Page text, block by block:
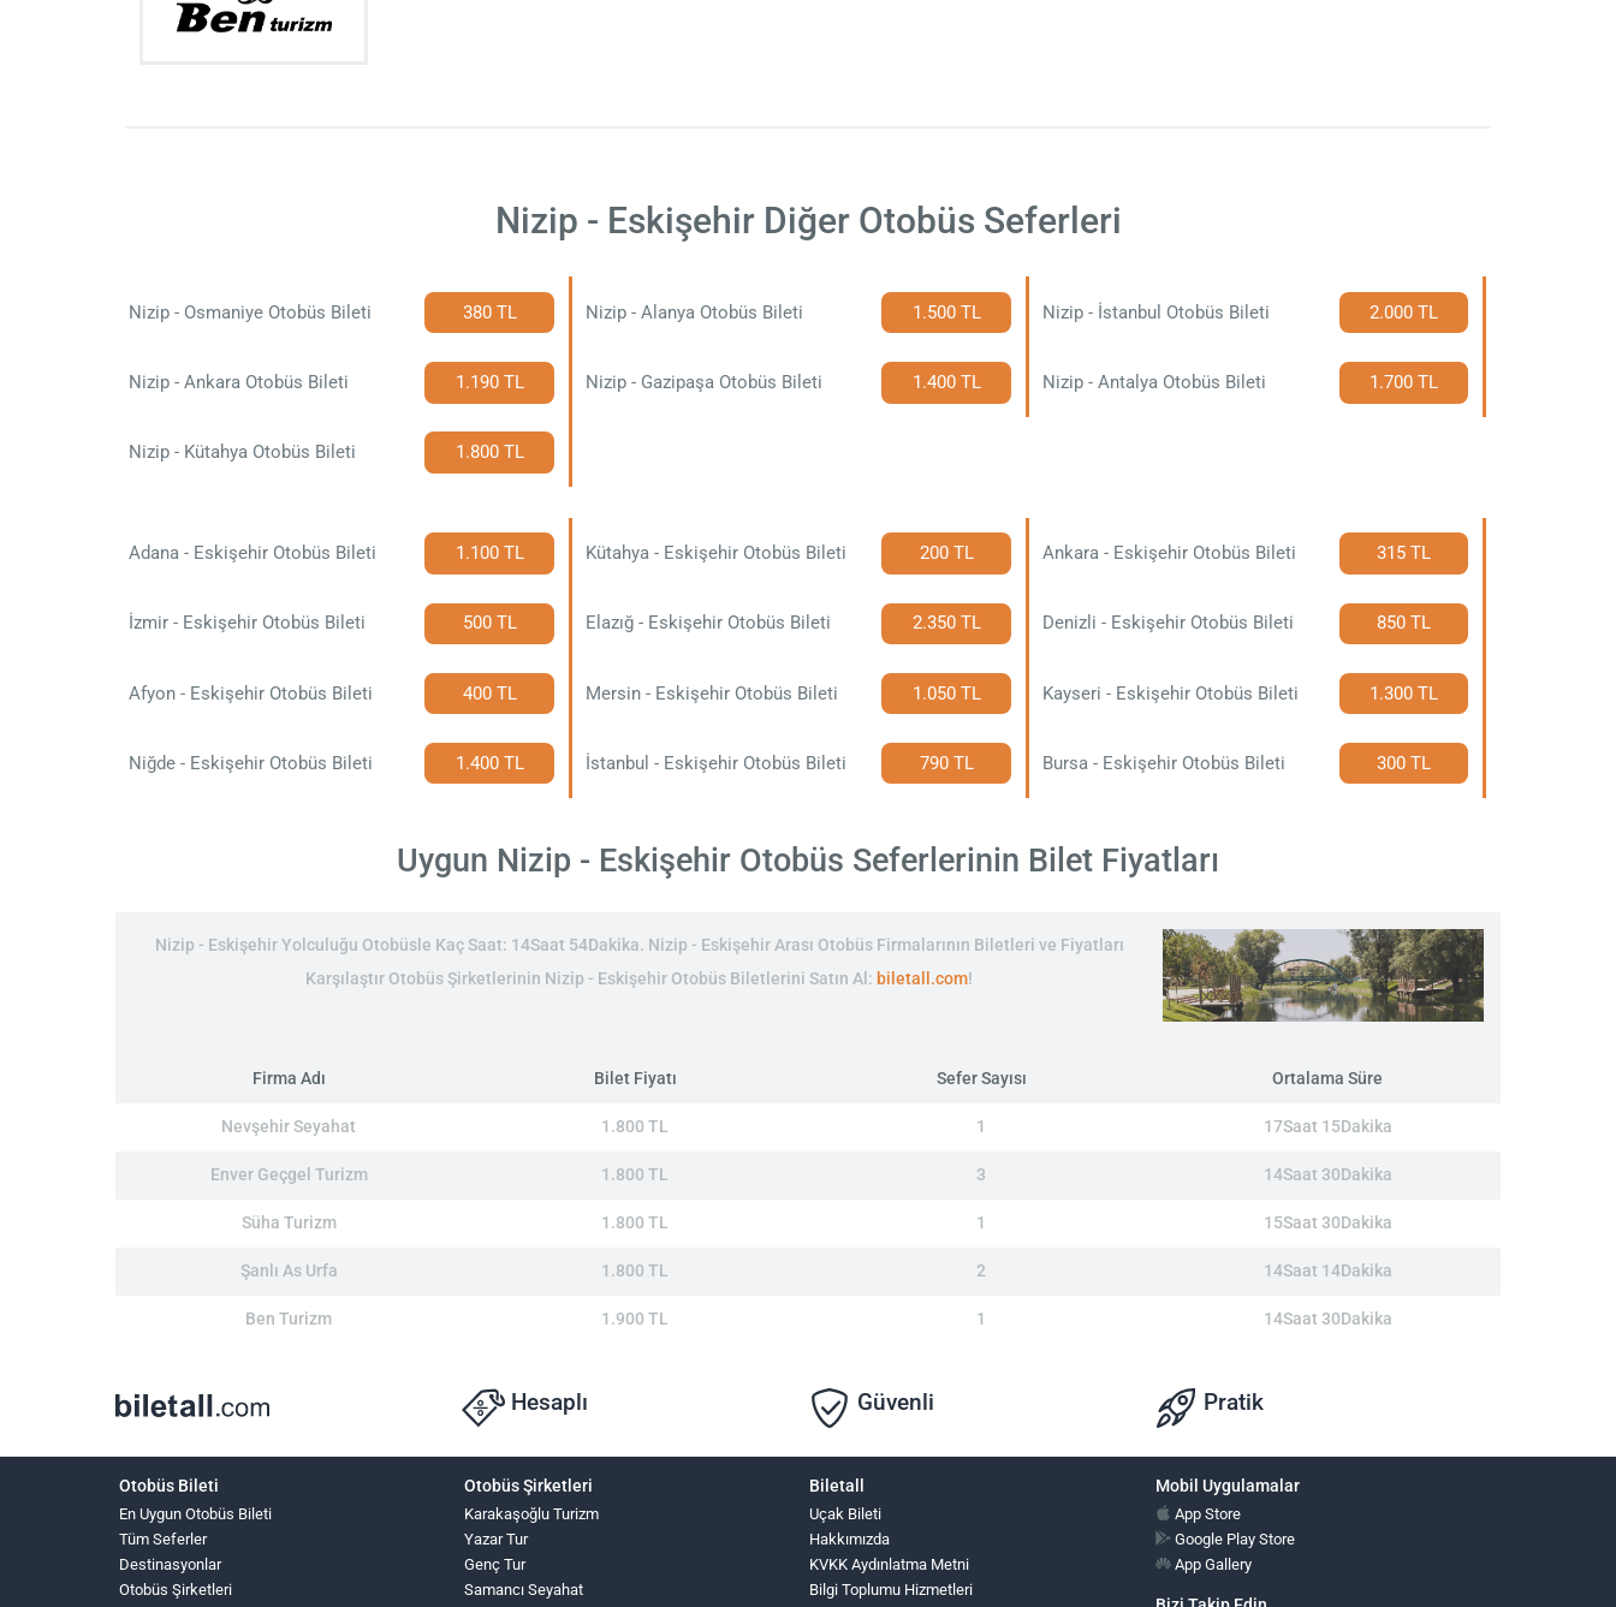
Nizip - Eskişehir Diğer Otobüs Seferleri
Nizip - Osmaniye Otobüs Bileti 380 TL Nizip - Alanya Otobüs Bileti 1.500 TL Nizip - İstanbul Otobüs Bileti 2.000 TL
Nizip - Ankara Otobüs Bileti 1.190 TL Nizip - Gazipaşa Otobüs Bileti 1.400 TL Nizip - Antalya Otobüs Bileti 1.700 TL
Nizip - Kütahya Otobüs Bileti 1.800 TL
Adana - Eskişehir Otobüs Bileti 1.100 TL Kütahya - Eskişehir Otobüs Bileti 200 TL Ankara - Eskişehir Otobüs Bileti 315 TL
İzmir - Eskişehir Otobüs Bileti 500 TL Elazığ - Eskişehir Otobüs Bileti 2.350 TL Denizli - Eskişehir Otobüs Bileti 850 TL
Afyon - Eskişehir Otobüs Bileti 400 TL Mersin - Eskişehir Otobüs Bileti 1.050 TL Kayseri - Eskişehir Otobüs Bileti 1.300 TL
Niğde - Eskişehir Otobüs Bileti 1.400 TL İstanbul - Eskişehir Otobüs Bileti 790 TL Bursa - Eskişehir Otobüs Bileti 300 TL
Uygun Nizip - Eskişehir Otobüs Seferlerinin Bilet Fiyatları
Nizip - Eskişehir Yolculuğu Otobüsle Kaç Saat: 14Saat 54Dakika. Nizip - Eskişehir Arası Otobüs Firmalarının Biletleri ve Fiyatları
Karşılaştır Otobüs Şirketlerinin Nizip - Eskişehir Otobüs Biletlerini Satın Al: biletall.com!
Firma Adı Bilet Fiyatı Sefer Sayısı Ortalama Süre
Nevşehir Seyahat 1.800 TL 1 17Saat 15Dakika
Enver Geçgel Turizm 1.800 TL 3 14Saat 30Dakika
Süha Turizm 1.800 TL 1 15Saat 30Dakika
Şanlı As Urfa 1.800 TL 2 14Saat 14Dakika
Ben Turizm 1.900 TL 1 14Saat 30Dakika
Hesaplı Güvenli Pratik
Otobüs Bileti
En Uygun Otobüs Bileti
Tüm Seferler
Destinasyonlar
Otobüs Şirketleri
Otobüs Şirketleri
Karakaşoğlu Turizm
Yazar Tur
Genç Tur
Samancı Seyahat
Biletall
Uçak Bileti
Hakkımızda
KVKK Aydınlatma Metni
Bilgi Toplumu Hizmetleri
Mobil Uygulamalar
App Store
Google Play Store
App Gallery